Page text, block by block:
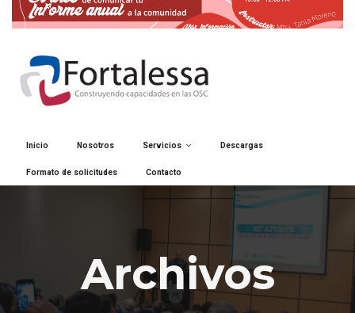
Inicio Nosotros Servicios Descargas
Formato de solicitudes Contacto
Archivos